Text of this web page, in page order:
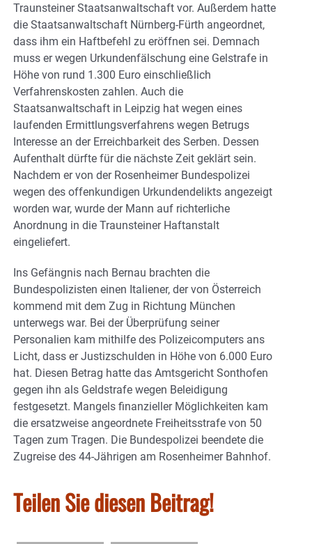
Traunsteiner Staatsanwaltschaft vor. Außerdem hatte
die Staatsanwaltschaft Nürnberg-Fürth angeordnet,
dass ihm ein Haftbefehl zu eröffnen sei. Demnach
muss er wegen Urkundenfälschung eine Gelstrafe in
Höhe von rund 1.300 Euro einschließlich
Verfahrenskosten zahlen. Auch die
Staatsanwaltschaft in Leipzig hat wegen eines
laufenden Ermittlungsverfahrens wegen Betrugs
Interesse an der Erreichbarkeit des Serben. Dessen
Aufenthalt dürfte für die nächste Zeit geklärt sein.
Nachdem er von der Rosenheimer Bundespolizei
wegen des offenkundigen Urkundendelikts angezeigt
worden war, wurde der Mann auf richterliche
Anordnung in die Traunsteiner Haftanstalt
eingeliefert.
Ins Gefängnis nach Bernau brachten die
Bundespolizisten einen Italiener, der von Österreich
kommend mit dem Zug in Richtung München
unterwegs war. Bei der Überprüfung seiner
Personalien kam mithilfe des Polizeicomputers ans
Licht, dass er Justizschulden in Höhe von 6.000 Euro
hat. Diesen Betrag hatte das Amtsgericht Sonthofen
gegen ihn als Geldstrafe wegen Beleidigung
festgesetzt. Mangels finanzieller Möglichkeiten kam
die ersatzweise angeordnete Freiheitsstrafe von 50
Tagen zum Tragen. Die Bundespolizei beendete die
Zugreise des 44-Jährigen am Rosenheimer Bahnhof.
Teilen Sie diesen Beitrag!